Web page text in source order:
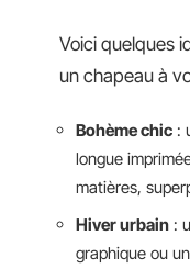
Voici quelques
un chapeau à
Bohème chic :
longue
matières,
Hiver urbain :
graphique ou